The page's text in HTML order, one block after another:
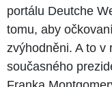
portálu Deutche
tomu, aby
zvýhodněni. A to v
současného